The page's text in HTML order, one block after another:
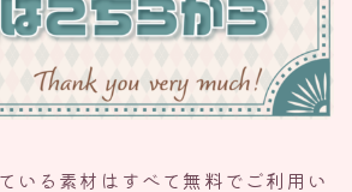
いる素材はすべて無料でご利用い